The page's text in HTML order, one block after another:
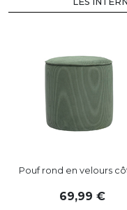
Pouf rond en velours
69,99